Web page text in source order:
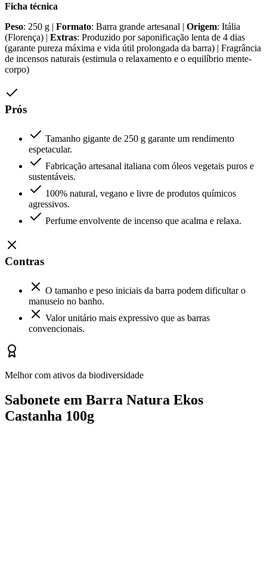
Ficha técnica
Peso: 250 g | Formato: Barra grande artesanal | Origem: Itália
(Florença) | Extras: Produzido por saponificação lenta de 4 dias
(garante pureza máxima e vida útil prolongada da barra) | Fragrância
de incensos naturais (estimula o relaxamento e o equilíbrio mente-
corpo)
Prós
Tamanho gigante de 250 g garante um rendimento
espetacular.
Fabricação artesanal italiana com óleos vegetais puros e
sustentáveis.
100% natural, vegano e livre de produtos químicos
agressivos.
Perfume envolvente de incenso que acalma e relaxa.
Contras
O tamanho e peso iniciais da barra podem dificultar o
manuseio no banho.
Valor unitário mais expressivo que as barras
convencionais.
Melhor com ativos da biodiversidade
Sabonete em Barra Natura Ekos
Castanha 100g